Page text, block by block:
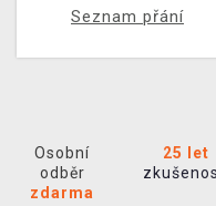
Seznam přání
Osobní
odběr
zdarma
25 let